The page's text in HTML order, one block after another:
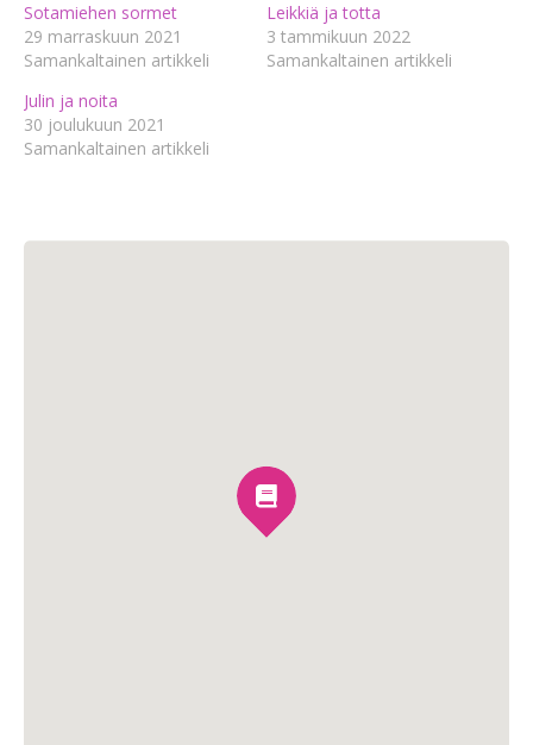
Sotamiehen sormet
29 marraskuun 2021
Samankaltainen artikkeli
Leikkiä ja totta
3 tammikuun 2022
Samankaltainen artikkeli
Julin ja noita
30 joulukuun 2021
Samankaltainen artikkeli